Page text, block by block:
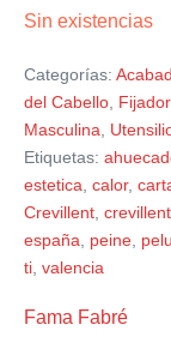
Sin existencias
Categorías:
del Cabello
Masculina
Etiquetas:
estetica calor,
Crevillent
españa
peine
ti valencia
Fama Fabré